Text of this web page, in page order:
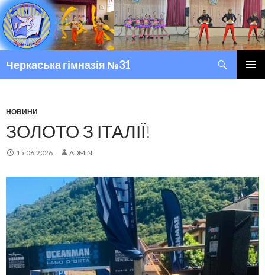
Черкаська гімназія №31
НОВИНИ
ЗОЛОТО З ІТАЛІЇ!
15.06.2026 ADMIN